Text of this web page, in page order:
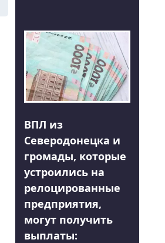
ВПЛ из
Северодонецка и
громады, которые
устроились на
релоцированные
предприятия,
могут получить
выплаты: